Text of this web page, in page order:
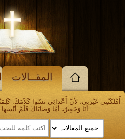
المقــالات
أَهْلَكَتْنِي غَيْرَتِي، لأَنَّ أَعْدَائِي نَسُوا كَلاَمَكَ.
أَنَا وَحَقِيرٌ، أَمَّا وَصَايَاكَ فَلَمْ أَنْسَهَا. مزمور